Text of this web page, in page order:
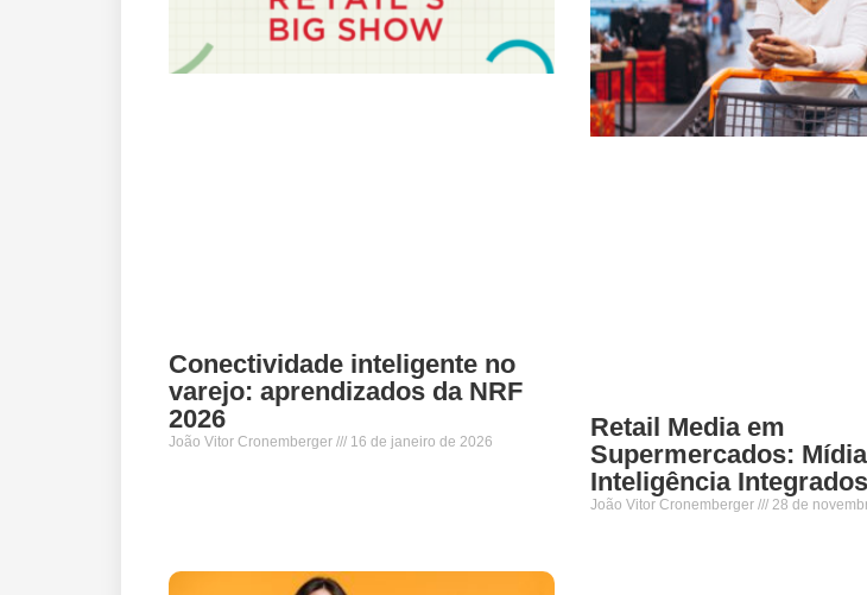
Conectividade inteligente no
varejo: aprendizados da NRF
2026
João Vitor Cronemberger 16 de janeiro de 2026
Retail Media em
Supermercados:
Inteligência
João Vitor Cronemberger 28 de